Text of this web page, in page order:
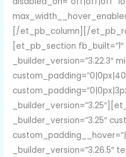
[/et_pb_column][/
[et_pb_section
_builder_version=”3.22.3″
_builder_version=”3.25″
_builder_version=”3.26.5″